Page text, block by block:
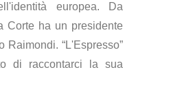
europea. Da
Corte ha un presidente
Raimondi. “L'Espresso”
di raccontarci la sua